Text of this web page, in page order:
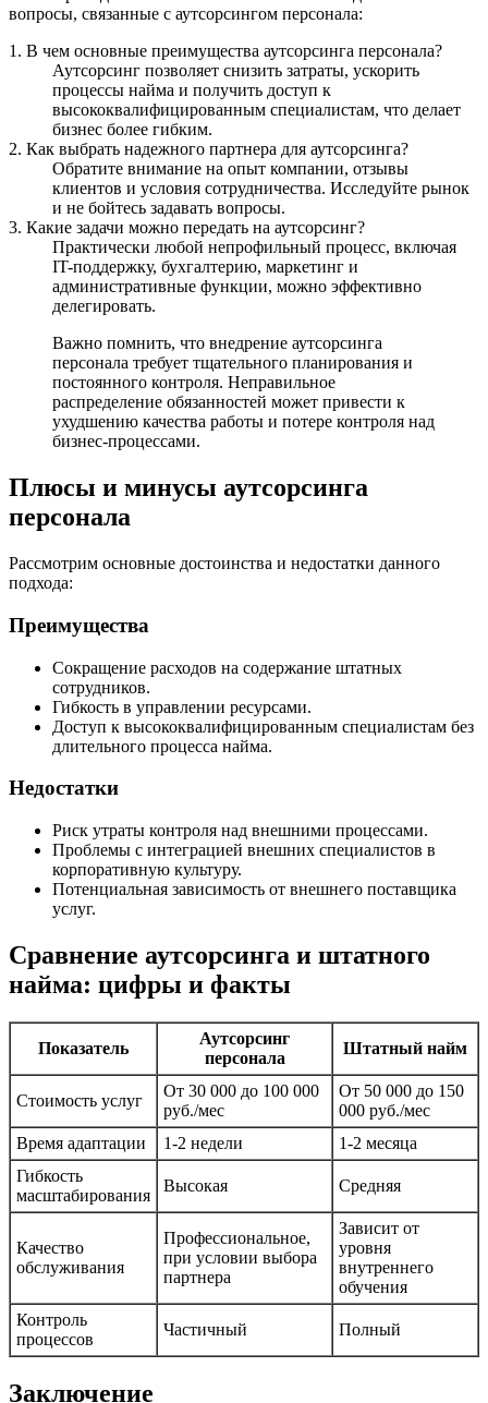
вопросы, связанные с аутсорсингом персонала:
1. В чем основные преимущества аутсорсинга персонала?
Аутсорсинг позволяет снизить затраты, ускорить
процессы найма и получить доступ к
высококвалифицированным специалистам, что делает
бизнес более гибким.
2. Как выбрать надежного партнера для аутсорсинга?
Обратите внимание на опыт компании, отзывы
клиентов и условия сотрудничества. Исследуйте рынок
и не бойтесь задавать вопросы.
3. Какие задачи можно передать на аутсорсинг?
Практически любой непрофильный процесс, включая
IT-поддержку, бухгалтерию, маркетинг и
административные функции, можно эффективно
делегировать.
Важно помнить, что внедрение аутсорсинга
персонала требует тщательного планирования и
постоянного контроля. Неправильное
распределение обязанностей может привести к
ухудшению качества работы и потере контроля над
бизнес-процессами.
Плюсы и минусы аутсорсинга
персонала
Рассмотрим основные достоинства и недостатки данного
подхода:
Преимущества
Сокращение расходов на содержание штатных
сотрудников.
Гибкость в управлении ресурсами.
Доступ к высококвалифицированным специалистам без
длительного процесса найма.
Недостатки
Риск утраты контроля над внешними процессами.
Проблемы с интеграцией внешних специалистов в
корпоративную культуру.
Потенциальная зависимость от внешнего поставщика
услуг.
Сравнение аутсорсинга и штатного
найма: цифры и факты
Показатель
Аутсорсинг
персонала
Штатный найм
Стоимость услуг
От 30 000 до 100 000
руб./мес
От 50 000 до 150
000 руб./мес
Время адаптации
1-2 недели
1-2 месяца
Гибкость
масштабирования
Высокая Средняя
Качество
обслуживания
Профессиональное,
при условии выбора
партнера
Зависит от
уровня
внутреннего
обучения
Контроль
процессов
Частичный Полный
Заключение